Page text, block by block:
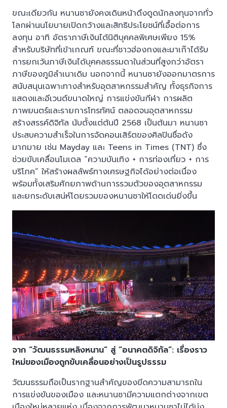
ขณะเดียวกัน หนานซายังคงเดินหน้าดึงดูดนักลงทุนจากทั่ว
โลกผ่านนโยบายเปิดกว้างและสิทธิประโยชน์ที่เอื้อต่อการ
ลงทุน อาทิ อัตราภาษีเงินได้นิติบุคคลพิเศษเพียง 15%
สำหรับบริษัทที่เข้าเกณฑ์ ขณะที่ชาวฮ่องกงและมาเก๊าได้รับ
การยกเว้นภาษีเงินได้บุคคลธรรมดาในส่วนที่สูงกว่าอัตรา
ภาษีของภูมิลำเนาเดิม นอกจากนี้ หนานซายังออกมาตรการ
สนับสนุนเฉพาะทางสำหรับอุตสาหกรรมสำคัญ ทั้งธุรกิจการ
แสดงและอีเวนต์ขนาดใหญ่ การแข่งขันกีฬา การผลิต
ภาพยนตร์และรายการโทรทัศน์ ตลอดจนอุตสาหกรรม
สร้างสรรค์ดิจิทัล นับตั้งแต่ต้นปี 2568 เป็นต้นมา หนานซา
ประสบความสำเร็จในการจัดคอนเสิร์ตของศิลปินชื่อดัง
มากมาย เช่น Mayday และ Teens in Times (TNT) ซึ่ง
ช่วยขับเคลื่อนโมเดล “ความบันเทิง + การท่องเที่ยว + การ
บริโภค” ให้สร้างผลลัพธ์ทางเศรษฐกิจได้อย่างต่อเนื่อง
พร้อมทั้งเสริมศักยภาพด้านการรวมตัวของอุตสาหกรรม
และยกระดับเสน่ห์โดยรวมของหนานซาให้โดดเด่นยิ่งขึ้น
จาก “วัฒนธรรมหลิงหนาน” สู่ “อนาคตดิจิทัล”: เรื่องราว
ใหม่ของเมืองถูกขับเคลื่อนอย่างเป็นรูปธรรม
วัฒนธรรมถือเป็นรากฐานสำคัญของขีดความสามารถใน
การแข่งขันของเมือง และหนานซามีความแตกต่างจากเขต